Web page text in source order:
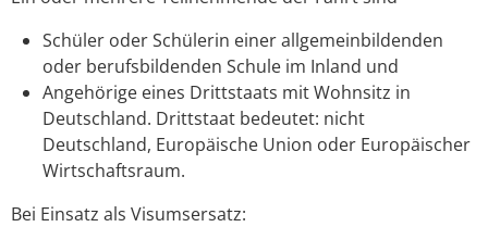
Schüler oder Schülerin einer allgemeinbildenden
oder berufsbildenden Schule im Inland und
Angehörige eines Drittstaats mit Wohnsitz in
Deutschland. Drittstaat bedeutet: nicht
Deutschland, Europäische Union oder Europäischer
Wirtschaftsraum.
Bei Einsatz als Visumsersatz: